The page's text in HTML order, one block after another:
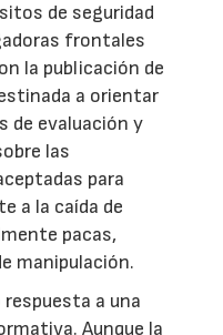
de seguridad
frontales
la publicación de
a orientar
de evaluación y
las
para
a la caída de
pacas,
manipulación.
a una
Aunque la